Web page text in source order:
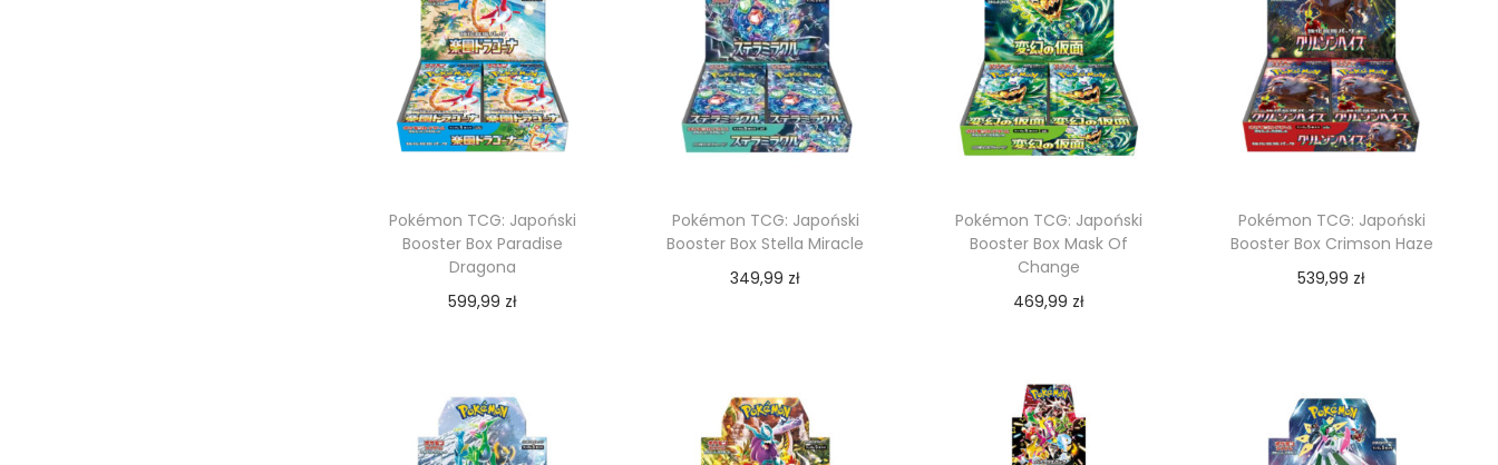
Pokémon TCG: Japoński
Booster Box Paradise
Dragona
599,99 zł
Pokémon TCG: Japoński
Booster Box Stella Miracle
349,99 zł
Pokémon TCG: Japoński
Booster Box Mask Of
Change
469,99 zł
Pokémon TCG: Japoński
Booster Box Crimson Haze
539,99 zł